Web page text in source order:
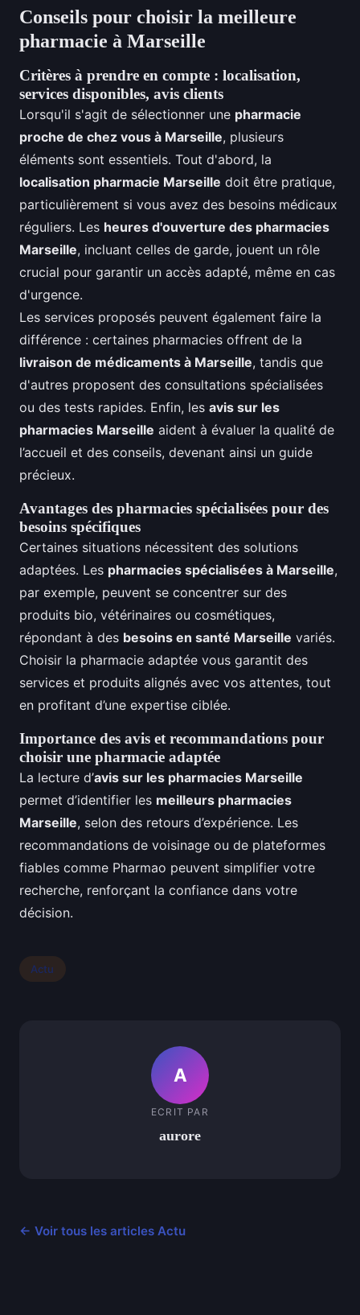
Conseils pour choisir la meilleure
pharmacie à Marseille
Critères à prendre en compte : localisation,
services disponibles, avis clients
Lorsqu'il s'agit de sélectionner une pharmacie
proche de chez vous à Marseille, plusieurs
éléments sont essentiels. Tout d'abord, la
localisation pharmacie Marseille doit être pratique,
particulièrement si vous avez des besoins médicaux
réguliers. Les heures d'ouverture des pharmacies
Marseille, incluant celles de garde, jouent un rôle
crucial pour garantir un accès adapté, même en cas
d'urgence.
Les services proposés peuvent également faire la
différence : certaines pharmacies offrent de la
livraison de médicaments à Marseille, tandis que
d'autres proposent des consultations spécialisées
ou des tests rapides. Enfin, les avis sur les
pharmacies Marseille aident à évaluer la qualité de
l’accueil et des conseils, devenant ainsi un guide
précieux.
Avantages des pharmacies spécialisées pour des
besoins spécifiques
Certaines situations nécessitent des solutions
adaptées. Les pharmacies spécialisées à Marseille,
par exemple, peuvent se concentrer sur des
produits bio, vétérinaires ou cosmétiques,
répondant à des besoins en santé Marseille variés.
Choisir la pharmacie adaptée vous garantit des
services et produits alignés avec vos attentes, tout
en profitant d’une expertise ciblée.
Importance des avis et recommandations pour
choisir une pharmacie adaptée
La lecture d’avis sur les pharmacies Marseille
permet d’identifier les meilleurs pharmacies
Marseille, selon des retours d’expérience. Les
recommandations de voisinage ou de plateformes
fiables comme Pharmao peuvent simplifier votre
recherche, renforçant la confiance dans votre
décision.
Actu
A
ECRIT PAR
aurore
← Voir tous les articles Actu